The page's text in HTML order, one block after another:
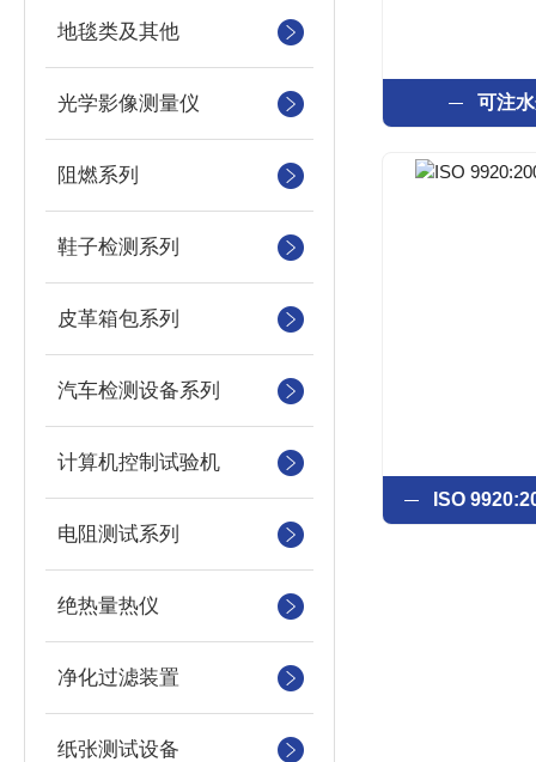
地毯类及其他
光学影像测量仪
阻燃系列
鞋子检测系列
皮革箱包系列
汽车检测设备系列
计算机控制试验机
电阻测试系列
绝热量热仪
净化过滤装置
纸张测试设备
可注